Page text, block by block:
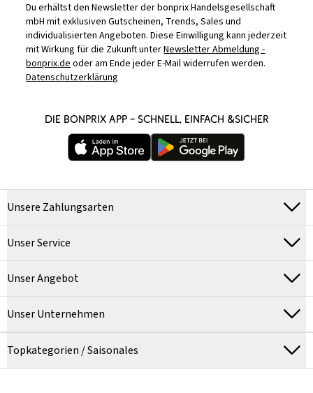
Du erhältst den Newsletter der bonprix Handelsgesellschaft
mbH mit exklusiven Gutscheinen, Trends, Sales und
individualisierten Angeboten. Diese Einwilligung kann jederzeit
mit Wirkung für die Zukunft unterNewsletter Abmeldung -
bonprix.deoder am Ende jeder E-Mail widerrufen werden.
Datenschutzerklärung
DIE BONPRIX APP – SCHNELL, EINFACH &SICHER
Unsere Zahlungsarten
Unser Service
Unser Angebot
Unser Unternehmen
Topkategorien / Saisonales